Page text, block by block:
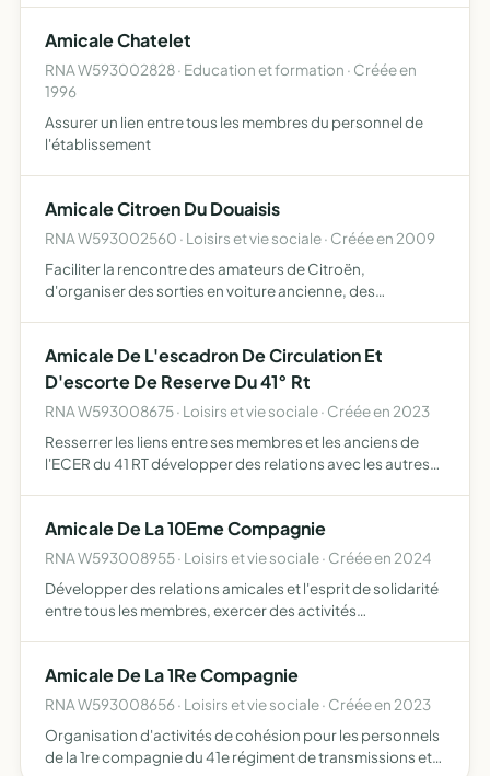
Amicale Chatelet
RNA W593002828 · Education et formation · Créée en
1996
Assurer un lien entre tous les membres du personnel de
l'établissement
Amicale Citroen Du Douaisis
RNA W593002560 · Loisirs et vie sociale · Créée en 2009
Faciliter la rencontre des amateurs de Citroën,
d'organiser des sorties en voiture ancienne, des
proposer un forum d…
Amicale De L'escadron De Circulation Et
D'escorte De Reserve Du 41° Rt
RNA W593008675 · Loisirs et vie sociale · Créée en 2023
Resserrer les liens entre ses membres et les anciens de
l'ECER du 41 RT développer des relations avec les autres
Amicale De La 10Eme Compagnie
RNA W593008955 · Loisirs et vie sociale · Créée en 2024
Développer des relations amicales et l'esprit de solidarité
entre tous les membres, exercer des activités
Amicale De La 1Re Compagnie
RNA W593008656 · Loisirs et vie sociale · Créée en 2023
Organisation d'activités de cohésion pour les personnels
de la 1re compagnie du 41e régiment de transmissions et